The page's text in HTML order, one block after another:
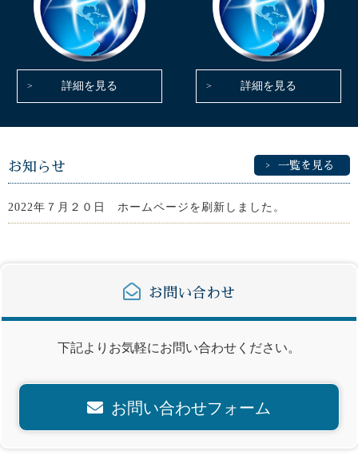
詳細を見る 詳細を見る
お知らせ 一覧を見る
2022年７月２０日 ホームページを刷新しました。
お問い合わせ
下記よりお気軽にお問い合わせください。
お問い合わせフォーム